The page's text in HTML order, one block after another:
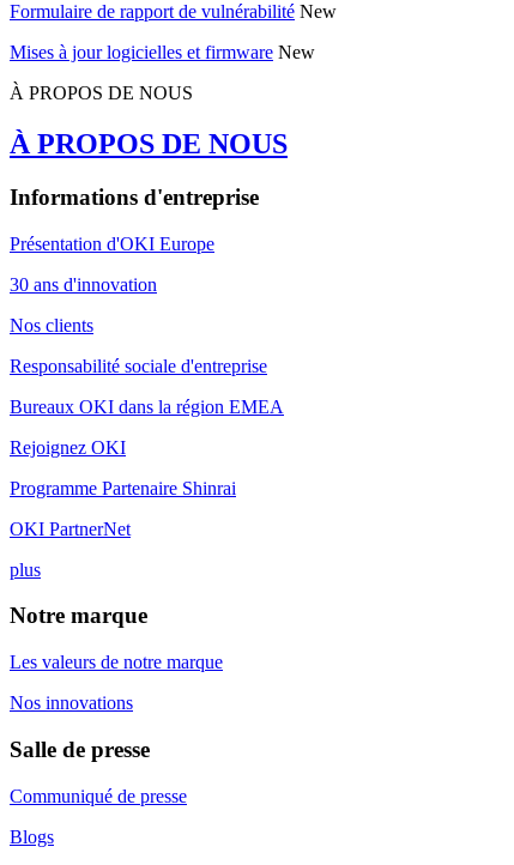
Formulaire de rapport de vulnérabilité New
Mises à jour logicielles et firmware New
À PROPOS DE NOUS
À PROPOS DE NOUS
Informations d'entreprise
Présentation d'OKI Europe
30 ans d'innovation
Nos clients
Responsabilité sociale d'entreprise
Bureaux OKI dans la région EMEA
Rejoignez OKI
Programme Partenaire Shinrai
OKI PartnerNet
plus
Notre marque
Les valeurs de notre marque
Nos innovations
Salle de presse
Communiqué de presse
Blogs